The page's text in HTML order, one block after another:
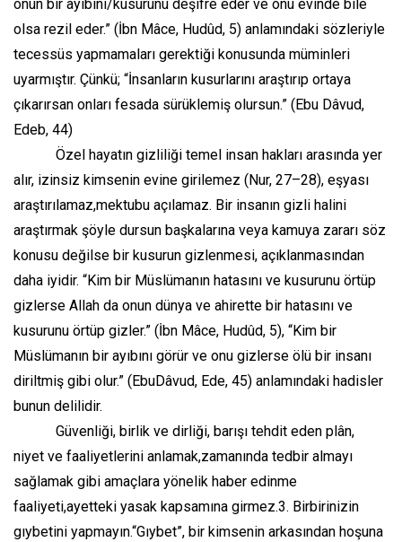
onun bir ayıbını/kusurunu deşifre eder ve onu evinde bile
olsa rezil eder.” (İbn Mâce, Hudûd, 5) anlamındaki sözleriyle
tecessüs yapmamaları gerektiği konusunda müminleri
uyarmıştır. Çünkü; “İnsanların kusurlarını araştırıp ortaya
çıkarırsan onları fesada sürüklemiş olursun.” (Ebu Dâvud,
Edeb, 44)
Özel hayatın gizliliği temel insan hakları arasında yer
alır, izinsiz kimsenin evine girilemez (Nur, 27–28), eşyası
araştırılamaz,mektubu açılamaz. Bir insanın gizli halini
araştırmak şöyle dursun başkalarına veya kamuya zararı söz
konusu değilse bir kusurun gizlenmesi, açıklanmasından
daha iyidir. “Kim bir Müslümanın hatasını ve kusurunu örtüp
gizlerse Allah da onun dünya ve ahirette bir hatasını ve
kusurunu örtüp gizler.” (İbn Mâce, Hudûd, 5), “Kim bir
Müslümanın bir ayıbını görür ve onu gizlerse ölü bir insanı
diriltmiş gibi olur.” (EbuDâvud, Ede, 45) anlamındaki hadisler
bunun delilidir.
Güvenliği, birlik ve dirliği, barışı tehdit eden plân,
niyet ve faaliyetlerini anlamak,zamanında tedbir almayı
sağlamak gibi amaçlara yönelik haber edinme
faaliyeti,ayetteki yasak kapsamına girmez.3. Birbirinizin
gıybetini yapmayın.“Gıybet”, bir kimsenin arkasından hoşuna